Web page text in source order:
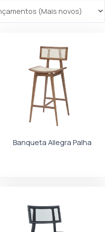
Banqueta Allegra Palha